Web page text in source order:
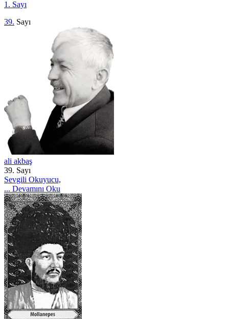
1. Sayı
39. Sayı
ali akbaş
39. Sayı
Sevgili Okuyucu,
... Devamını Oku